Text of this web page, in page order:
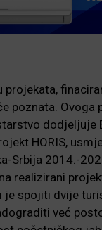
poznata. Ovoga
dodjeljuje
HORIS,
Srbija 2014.-
realizirani
je spojiti dvije
već